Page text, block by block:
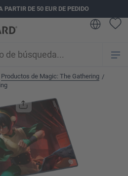
PARTIR DE 50 EUR DE PEDIDO
Productos de Magic: The Gathering /